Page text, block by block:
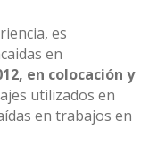
es
en
en colocación y
utilizados en
en trabajos en